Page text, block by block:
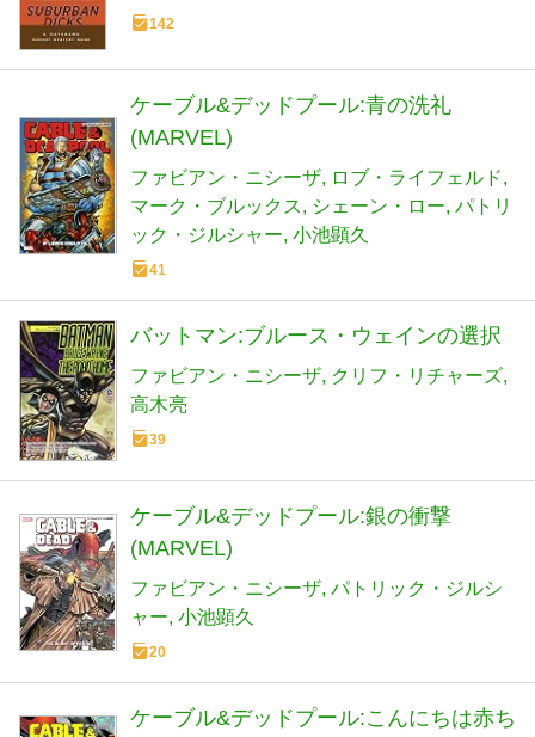
142
ケーブル&デッドプール:青の洗礼
(MARVEL)
ファビアン・ニシーザ
ロブ・ライフェルド
マーク・ブルックス
シェーン・ロー パトリ
ック・ジルシャー 小池顕久
41
バットマン:ブルース・ウェインの選択
ファビアン・ニシーザ クリフ・リチャーズ
高木亮
39
ケーブル&デッドプール:銀の衝撃
(MARVEL)
ファビアン・ニシーザ パトリック・ジルシ
ャー 小池顕久
20
ケーブル&デッドプール:こんにちは赤ち